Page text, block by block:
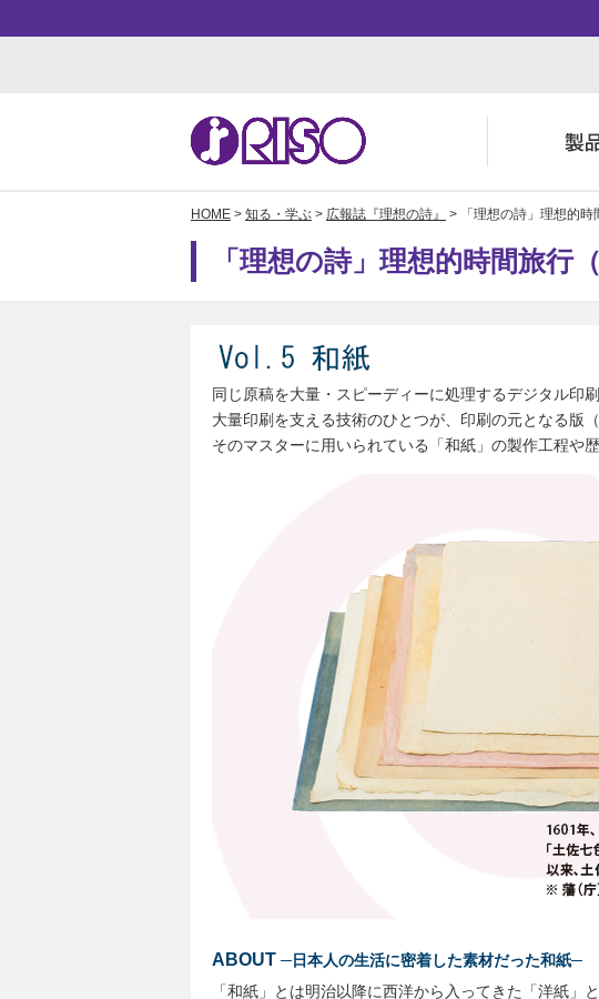
HOME > 知る・学ぶ > 広報誌『理想の詩』 > 「理想の詩」理想的時
「理想の詩」理想的時間旅行
同じ原稿を大量・スピーディーに処理するデジタル印
大量印刷を支える技術のひとつが、印刷の元となる版
そのマスターに用いられている「和紙」の製作工程や
ABOUT ─日本人の生活に密着した素材だった和紙─
「和紙」とは明治以降に西洋から入ってきた「洋紙